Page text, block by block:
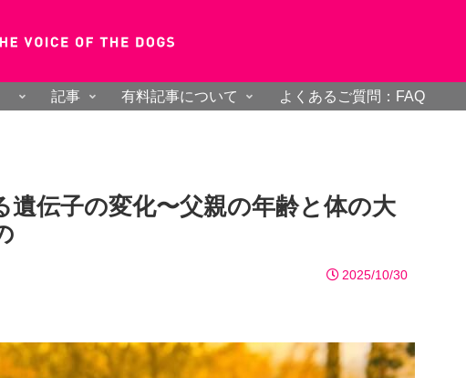
記事 有料記事について よくあるご質問：FAQ
遺伝子の変化〜父親の年齢と体の大
2025/10/30